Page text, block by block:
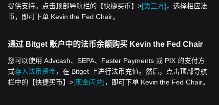
提供支持。点击顶部导航栏的【快捷买币】>[第三方]，选择相应法
币，即可下单 Kevin the Fed Chair。
通过 Bitget 账户中的法币余额购买 Kevin the Fed Chair
您可以使用 Advcash、SEPA、Faster Payments 或 PIX 的支付方
式存入法币资金，在 Bitget 上进行法币充值。然后，点击顶部导航
栏中的【快捷买币】>[现金闪兑]，即可下单 Kevin the Fed Chair。